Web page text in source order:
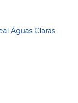
Águas Claras